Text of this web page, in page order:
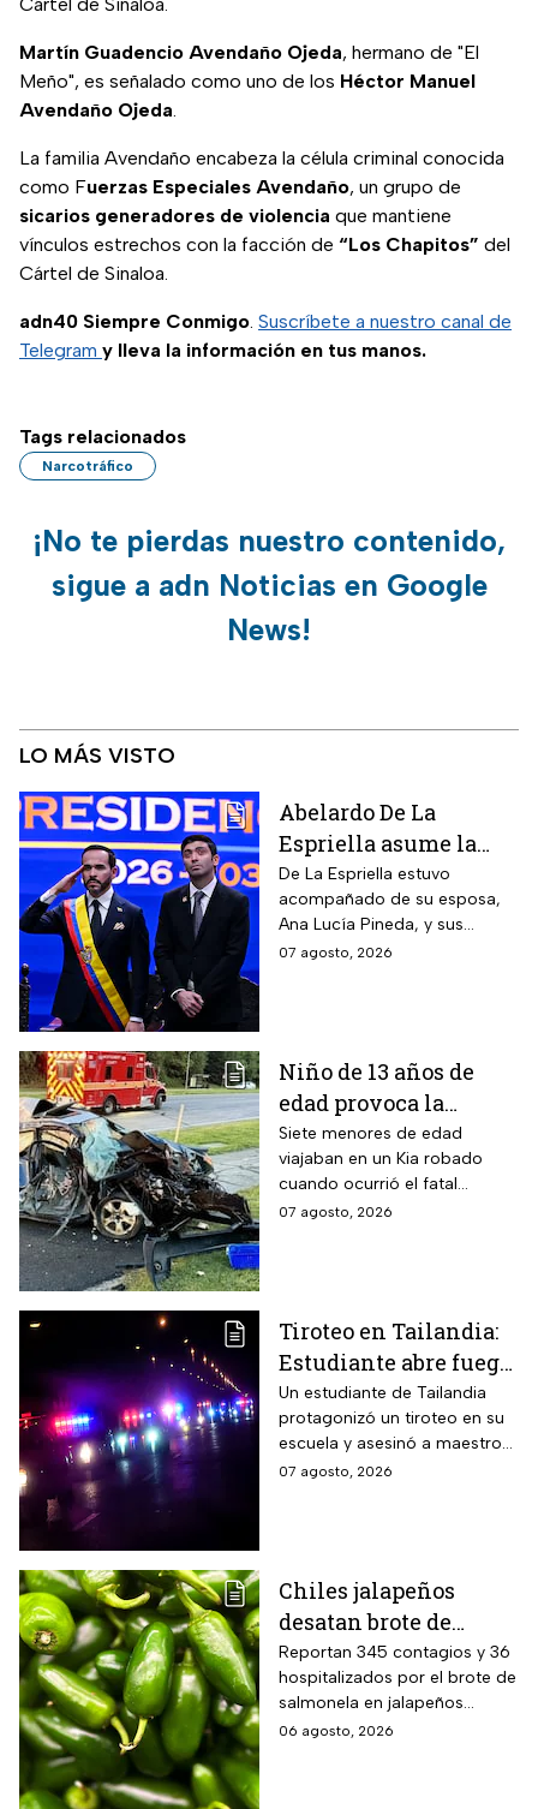
Cártel de Sinaloa.
Martín Guadencio Avendaño Ojeda, hermano de "El
Meño", es señalado como uno de los Héctor Manuel
Avendaño Ojeda.
La familia Avendaño encabeza la célula criminal conocida
como Fuerzas Especiales Avendaño, un grupo de
sicarios generadores de violencia que mantiene
vínculos estrechos con la facción de “Los Chapitos” del
Cártel de Sinaloa.
adn40 Siempre Conmigo. Suscríbete a nuestro canal de
Telegram y lleva la información en tus manos.
Tags relacionados
Narcotráfico
¡No te pierdas nuestro contenido,
sigue a adn Noticias en Google
News!
LO MÁS VISTO
Abelardo De La
Espriella asume la
presidencia de
Colombia; así fue su
atípica investidura en
Cali
De La Espriella estuvo
acompañado de su esposa,
Ana Lucía Pineda, y sus
cuatro hijos, además de los
07 agosto, 2026
Niño de 13 años de
edad provoca la
muerte un hombre de
58 años y deja 6
lesionados
Siete menores de edad
viajaban en un Kia robado
cuando ocurrió el fatal
accidente en Maryland; la
07 agosto, 2026
Tiroteo en Tailandia:
Estudiante abre fuego
contra maestros y
alumnos; antes mató a
sus abuelos
Un estudiante de Tailandia
protagonizó un tiroteo en su
escuela y asesinó a maestros
y alumnos
07 agosto, 2026
Chiles jalapeños
desatan brote de
salmonella en 27
estados de EUA
Reportan 345 contagios y 36
hospitalizados por el brote de
salmonela en jalapeños
exportados desde México
06 agosto, 2026